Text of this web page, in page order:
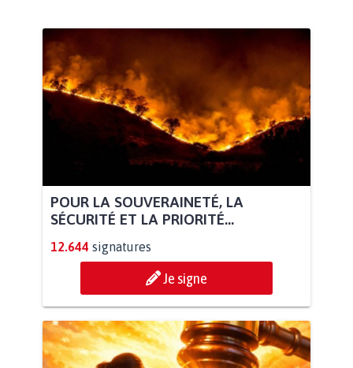
POUR LA SOUVERAINETÉ, LA
SÉCURITÉ ET LA PRIORITÉ...
12.644 signatures
Je signe